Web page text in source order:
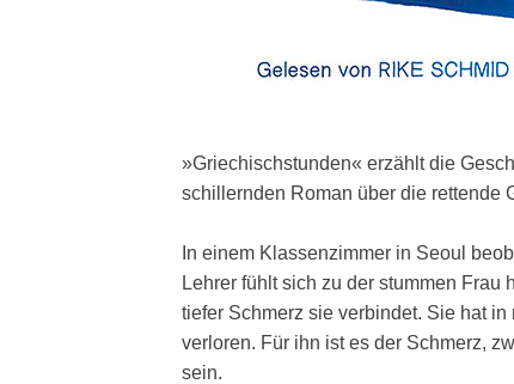
»Griechischstunden« erzählt die
schillernden Roman über die rettende
In einem Klassenzimmer in Seoul
Lehrer fühlt sich zu der stummen
tiefer Schmerz sie verbindet. Sie hat
verloren. Für ihn ist es der Schmerz,
sein.